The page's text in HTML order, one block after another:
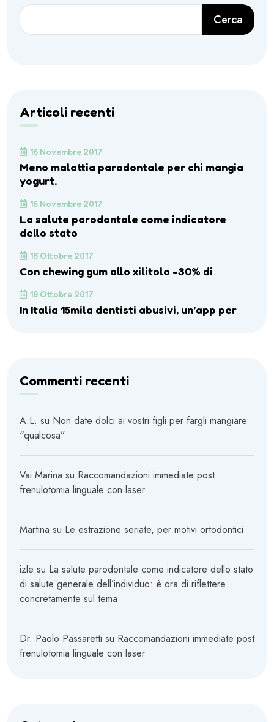
Cerca
Articoli recenti
16 Novembre 2017
Meno malattia parodontale per chi mangia
yogurt.
16 Novembre 2017
La salute parodontale come indicatore
dello stato
18 Ottobre 2017
Con chewing gum allo xilitolo -30% di
18 Ottobre 2017
In Italia 15mila dentisti abusivi, un’app per
Commenti recenti
A.L. su Non date dolci ai vostri figli per fargli mangiare
“qualcosa”
Vai Marina su Raccomandazioni immediate post
frenulotomia linguale con laser
Martina su Le estrazione seriate, per motivi ortodontici
izle su La salute parodontale come indicatore dello stato
di salute generale dell’individuo: è ora di riflettere
concretamente sul tema
Dr. Paolo Passaretti su Raccomandazioni immediate post
frenulotomia linguale con laser